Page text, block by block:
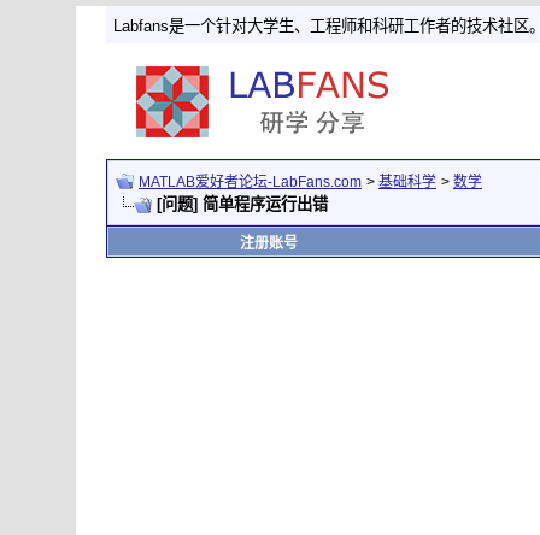
Labfans是一个针对大学生、工程师和科研工作者的技术社区
MATLAB爱好者论坛-LabFans.com > 基础科学 > 数学
[问题] 简单程序运行出错
注册账号